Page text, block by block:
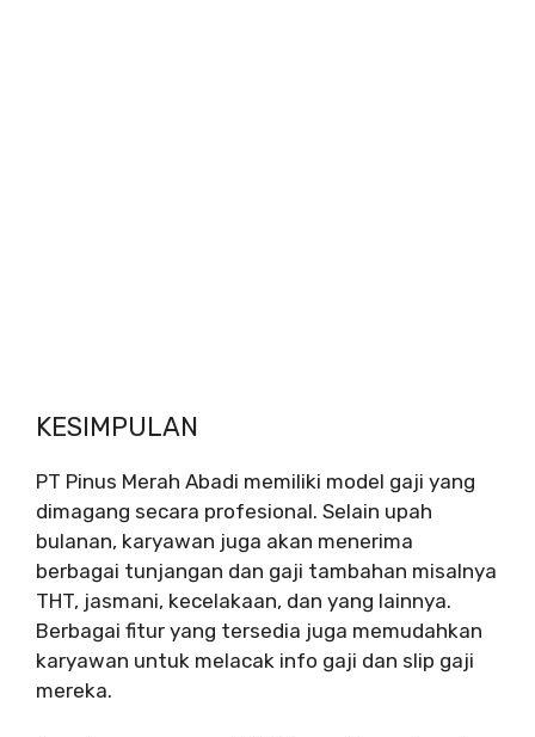
KESIMPULAN
PT Pinus Merah Abadi memiliki model gaji yang
dimagang secara profesional. Selain upah
bulanan, karyawan juga akan menerima
berbagai tunjangan dan gaji tambahan misalnya
THT, jasmani, kecelakaan, dan yang lainnya.
Berbagai fitur yang tersedia juga memudahkan
karyawan untuk melacak info gaji dan slip gaji
mereka.